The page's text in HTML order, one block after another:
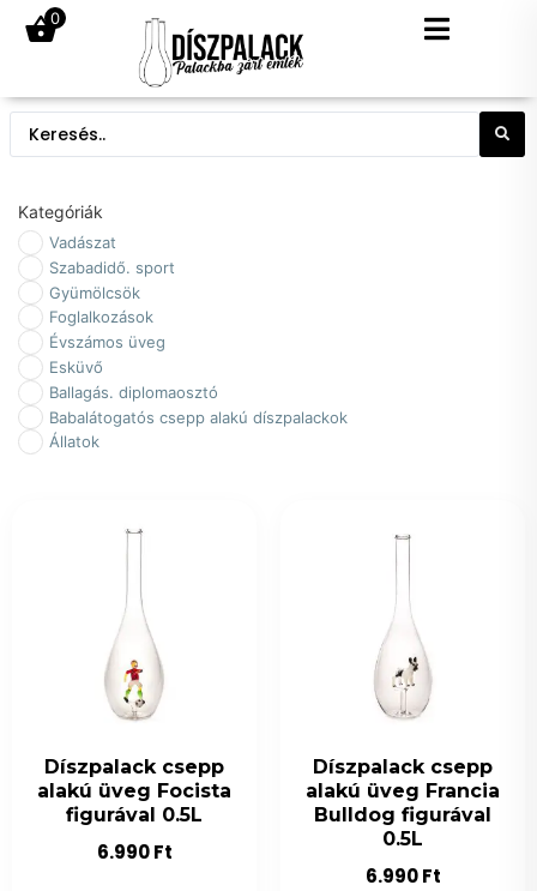
0
Kategóriák
Vadászat
Szabadidő. sport
Gyümölcsök
Foglalkozások
Évszámos üveg
Esküvő
Ballagás. diplomaosztó
Babalátogatós csepp alakú díszpalackok
Állatok
Díszpalack csepp
alakú üveg Focista
figurával 0.5L
6.990Ft
Díszpalack csepp
alakú üveg Francia
Bulldog figurával
0.5L
6.990Ft